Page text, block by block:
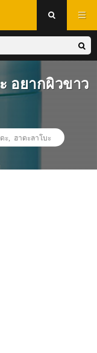
อยากผิวขาว
ะ ฮาดะลาโบะ